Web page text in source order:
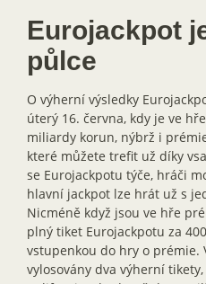
Eurojackpot
půlce
O výherní výsledky
úterý 16. června, kdy je ve
miliardy korun, nýbrž i
které můžete trefit už díky
se Eurojackpotu týče, hráči
hlavní jackpot lze hrát už s
Nicméně když jsou ve hře
plný tiket Eurojackpotu za
vstupenkou do hry o prémie.
vylosovány dva výherní